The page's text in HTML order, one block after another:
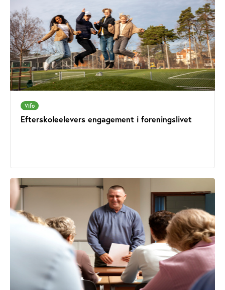
Vifo
Efterskoleelevers engagement i foreningslivet